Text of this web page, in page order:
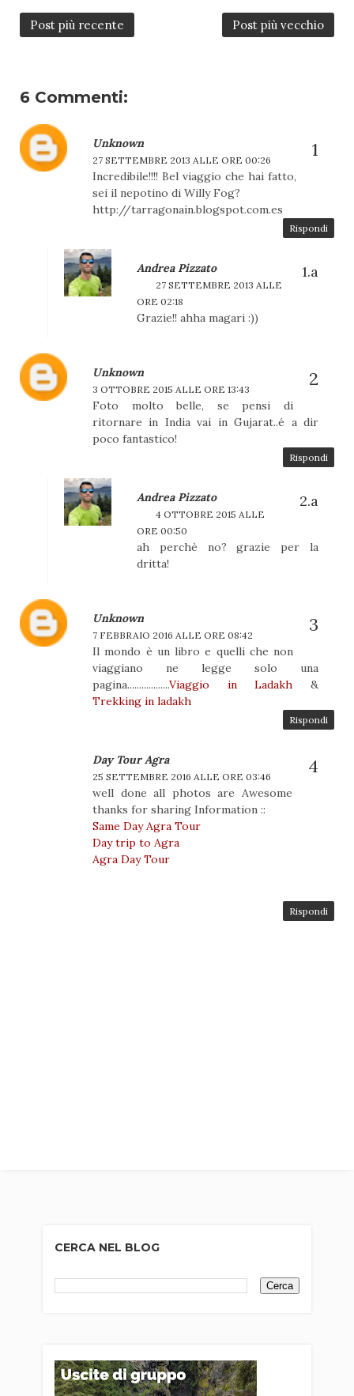
Post più recente Post più vecchio
6 Commenti:
Unknown
27 SETTEMBRE 2013 ALLE ORE 00:26
Incredibile!!!! Bel viaggio che hai fatto,
sei il nepotino di Willy Fog?
http://tarragonain.blogspot.com.es
Rispondi
Andrea Pizzato
27 SETTEMBRE 2013 ALLE
ORE 02:18
Grazie!! ahha magari :))
Unknown
3 OTTOBRE 2015 ALLE ORE 13:43
Foto molto belle, se pensi di
ritornare in India vai in Gujarat..é a dir
poco fantastico!
Rispondi
Andrea Pizzato
4 OTTOBRE 2015 ALLE
ORE 00:50
ah perchè no? grazie per la
dritta!
Unknown
7 FEBBRAIO 2016 ALLE ORE 08:42
Il mondo è un libro e quelli che non
viaggiano ne legge solo una
pagina..................Viaggio in Ladakh &
Trekking in ladakh
Rispondi
Day Tour Agra
25 SETTEMBRE 2016 ALLE ORE 03:46
well done all photos are Awesome
thanks for sharing Information ::
Same Day Agra Tour
Day trip to Agra
Agra Day Tour
Rispondi
CERCA NEL BLOG